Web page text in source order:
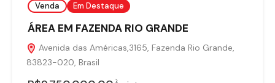
Venda Em Destaque
ÁREA EM FAZENDA RIO GRANDE
Avenida das Américas,3165, Fazenda Rio Grande,
83823-020, Brasil